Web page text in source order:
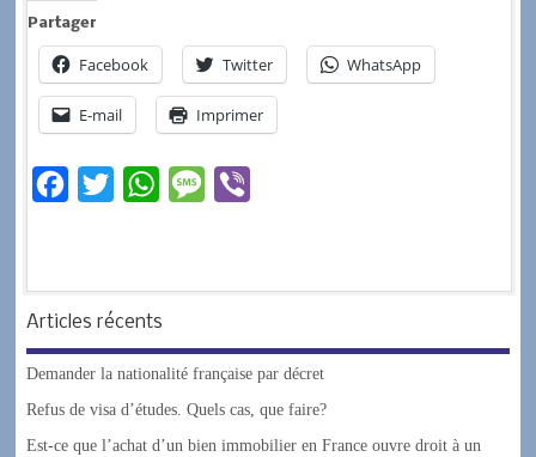
Partager
Facebook Twitter WhatsApp
E-mail Imprimer
e
b
o
t
t
W
t
s
A
p
p
M
s
e
Articles récents
Demander la nationalité française par décret
Refus de visa d’études. Quels cas, que faire?
Est-ce que l’achat d’un bien immobilier en France ouvre droit à un